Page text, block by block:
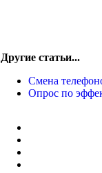
Другие статьи...
Смена
Опрос по